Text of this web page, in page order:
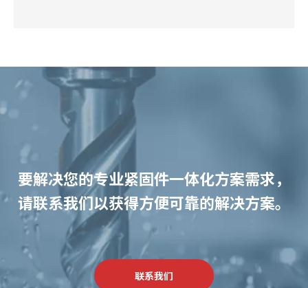
要解决您的专业紧固件一体化方案需求，
请联系我们以获得方便可靠的解决方案。
联系我们